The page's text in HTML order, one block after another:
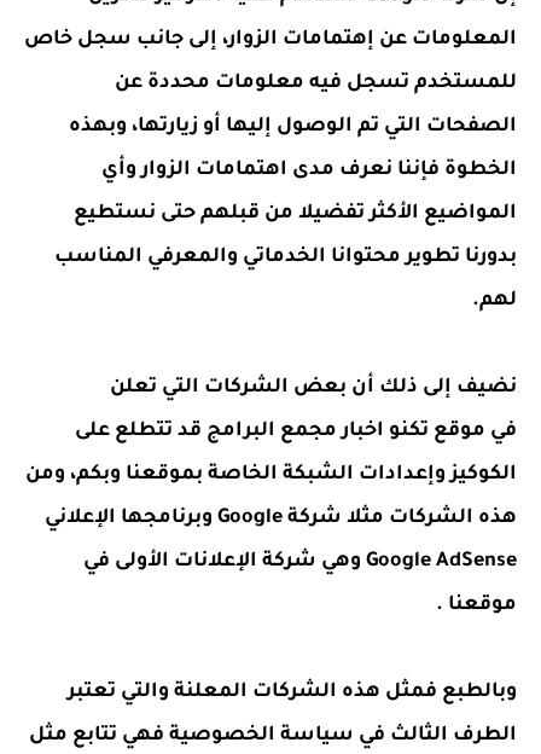
المعلومات عن إهتمامات الزوار، إلى جانب سجل خاص
للمستخدم تسجل فيه معلومات محددة عن
الصفحات التي تم الوصول إليها أو زيارتها، وبهذه
الخطوة فإننا نعرف مدى اهتمامات الزوار وأي
المواضيع الأكثر تفضيلا من قبلهم حتى نستطيع
بدورنا تطوير محتوانا الخدماتي والمعرفي المناسب
لهم.
نضيف إلى ذلك أن بعض الشركات التي تعلن
في موقع تكنو اخبارمجمع البرامج قد تتطلع على
الكوكيز وإعدادات الشبكة الخاصة بموقعنا وبكم، ومن
هذه الشركات مثلا شركة Google وبرنامجها الإعلاني
Google AdSense وهي شركة الإعلانات الأولى في
موقعنا .
وبالطبع فمثل هذه الشركات المعلنة والتي تعتبر
الطرف الثالث في سياسة الخصوصية فهي تتابع مثل